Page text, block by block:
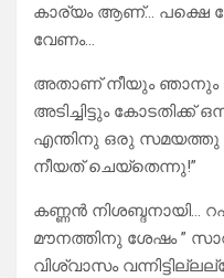
കാര്യം ആണ്… പക്ഷെ
വേണം…
അതാണ് നീയും ഞാനും
അടിച്ചിട്ടും
എന്തിനു ഒരു സമയത്തു
നീയത് ചെയ്തെന്നു!”
കണ്ണൻ നിശബ്ദനായി…
മൗനത്തിനു ശേഷം ”
വിശ്വാസം